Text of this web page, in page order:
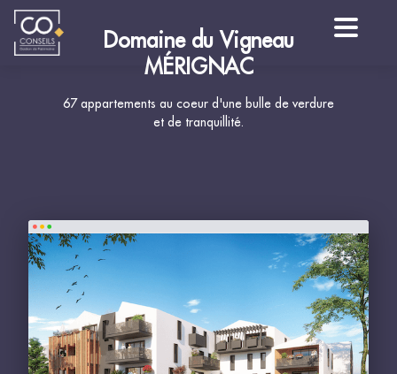
Domaine du Vigneau
MÉRIGNAC
67 appartements au coeur d'une bulle de verdure
et de tranquillité.